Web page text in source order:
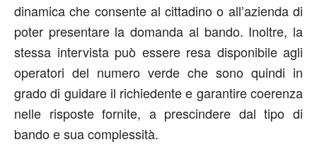
dinamica che consente al cittadino o all’azienda di
poter presentare la domanda al bando. Inoltre, la
stessa intervista può essere resa disponibile agli
operatori del numero verde che sono quindi in
grado di guidare il richiedente e garantire coerenza
nelle risposte fornite, a prescindere dal tipo di
bando e sua complessità.